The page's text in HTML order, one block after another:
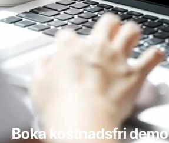
Boka kostnadsfri demo